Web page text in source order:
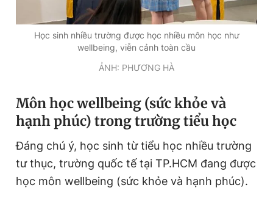
Học sinh nhiều trường được học nhiều môn học như
wellbeing, viễn cảnh toàn cầu
ẢNH: PHƯƠNG HÀ
Môn học wellbeing (sức khỏe và
hạnh phúc) trong trường tiểu học
Đáng chú ý, học sinh từ tiểu học nhiều trường
tư thục, trường quốc tế tại TP.HCM đang được
học môn wellbeing (sức khỏe và hạnh phúc).